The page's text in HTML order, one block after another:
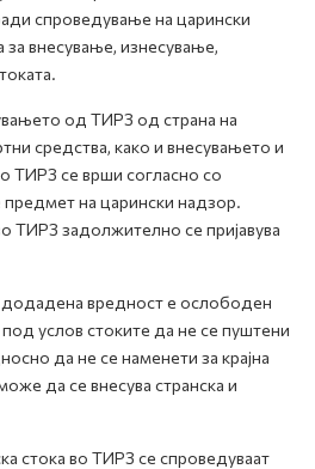
спроведување на царински
внесување, изнесување,
од ТИРЗ од страна на
средства, како и внесувањето и
ТИРЗ се врши согласно со
предмет на царински надзор.
ТИРЗ задолжително се пријавува
вредност е ослободен
услов стоките да не се пуштени
да не се наменети за крајна
да се внесува странска и
стока во ТИРЗ се спроведуваат